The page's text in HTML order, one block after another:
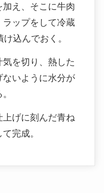
え、そこに牛肉
ラップをして冷蔵
込んでおく。
を切り、熱した
ないように水分が
げに刻んだ青ね
完成。